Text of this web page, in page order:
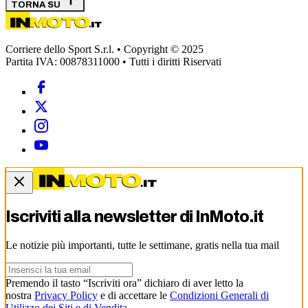
TORNA SU
Corriere dello Sport S.r.l. • Copyright © 2025
Partita IVA: 00878311000 • Tutti i diritti Riservati
Iscriviti alla newsletter di InMoto.it
Le notizie più importanti, tutte le settimane, gratis nella tua mail
Premendo il tasto “Iscriviti ora” dichiaro di aver letto la
nostra Privacy Policy e di accettare le Condizioni Generali di